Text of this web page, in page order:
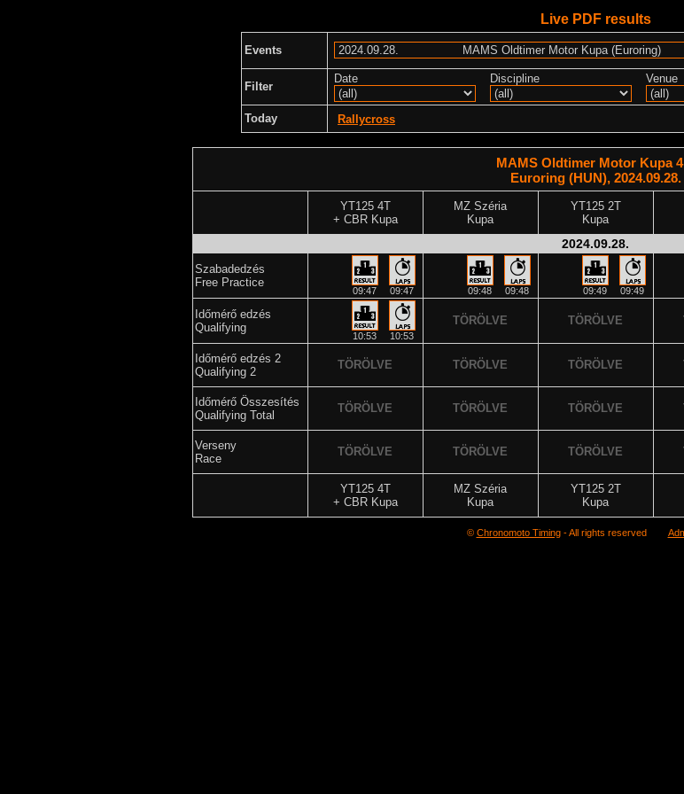
Live PDF results
Events
Filter
Date Discipline Venue
Today Rallycross
MAMS Oldtimer Motor Kupa
Euroring (HUN), 2024.09.28.
YT125 4T
+ CBR Kupa
MZ Széria
Kupa
YT125 2T
Kupa
2024.09.28.
Szabadedzés
Free Practice
09:47 09:47 09:48 09:48 09:49 09:49
Időmérő edzés
Qualifying
10:53 10:53
TÖRÖLVE TÖRÖLVE
Időmérő edzés 2
Qualifying 2
TÖRÖLVE TÖRÖLVE TÖRÖLVE
Időmérő Összesítés
Qualifying Total
TÖRÖLVE TÖRÖLVE TÖRÖLVE
Verseny
Race
TÖRÖLVE TÖRÖLVE TÖRÖLVE
YT125 4T
+ CBR Kupa
MZ Széria
Kupa
YT125 2T
Kupa
© Chronomoto Timing- All rights reserved